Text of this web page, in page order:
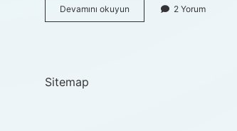
Devamını okuyun
Hammaddesi
2 Yorum
Sitemap